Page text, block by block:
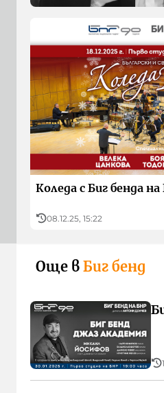
Коледа с Биг бенда
08.12.25, 15:22
Още в Биг бенд